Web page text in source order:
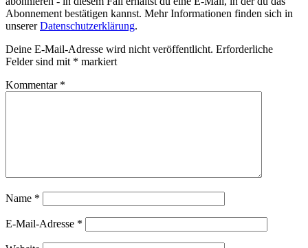
Abonnement bestätigen kannst. Mehr Informationen finden sich in
unsererDatenschutzerklärung.
Deine E-Mail-Adresse wird nicht veröffentlicht. Erforderliche
Felder sind mit * markiert
Kommentar *
Name *
E-Mail-Adresse *